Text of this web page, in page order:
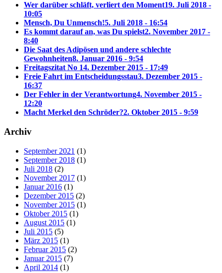
Wer darüber schläft, verliert den Moment19. Juli 2018 -
10:05
Mensch, Du Unmensch!5. Juli 2018 - 16:54
Es kommt darauf an, was Du spielst2. November 2017 -
8:40
Die Saat des Adipösen und andere schlechte
Gewohnheiten8. Januar 2016 - 9:54
Freitagszitat No 14. Dezember 2015 - 17:49
Freie Fahrt im Entscheidungsstau3. Dezember 2015 -
16:37
Der Fehler in der Verantwortung4. November 2015 -
12:20
Macht Merkel den Schröder?2. Oktober 2015 - 9:59
Archiv
September 2021 (1)
September 2018 (1)
Juli 2018 (2)
November 2017 (1)
Januar 2016 (1)
Dezember 2015 (2)
November 2015 (1)
Oktober 2015 (1)
August 2015 (1)
Juli 2015 (5)
März 2015 (1)
Februar 2015 (2)
Januar 2015 (7)
April 2014 (1)